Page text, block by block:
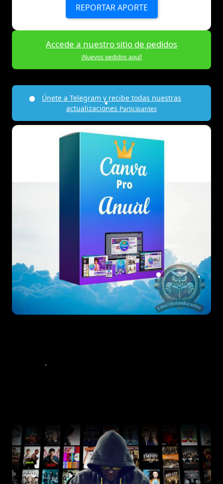
REPORTAR APORTE
Accede a nuestro sitio de pedidos
¡Nuevos pedidos aquí!
Únete a Telegram y recibe todas nuestras
actualizaciones Participantes